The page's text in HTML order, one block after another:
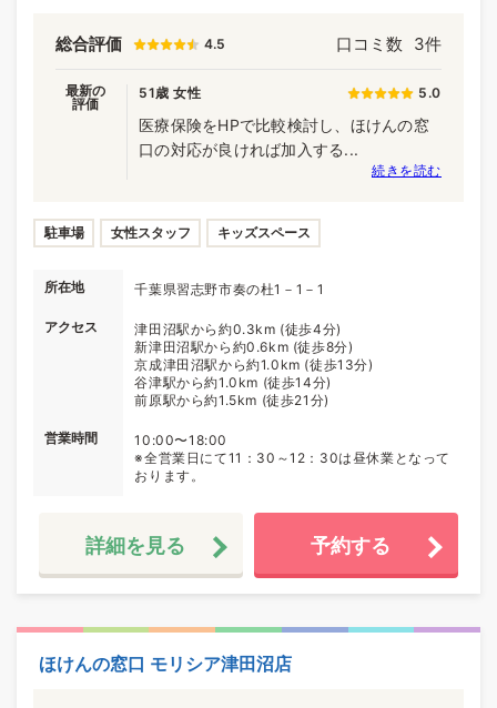
総合評価 4.5 口コミ数 3件
最新の
評価
51歳 女性 5.0
医療保険をHPで比較検討し、ほけんの窓
口の対応が良ければ加入する...
続きを読む
駐車場 女性スタッフ キッズスペース
所在地 千葉県習志野市奏の杜1－1－1
アクセス
津田沼駅から約0.3km (徒歩4分)
新津田沼駅から約0.6km (徒歩8分)
京成津田沼駅から約1.0km (徒歩13分)
谷津駅から約1.0km (徒歩14分)
前原駅から約1.5km (徒歩21分)
営業時間
10:00〜18:00
※全営業日にて11：30～12：30は昼休業となって
おります。
詳細を見る 予約する
ほけんの窓口 モリシア津田沼店